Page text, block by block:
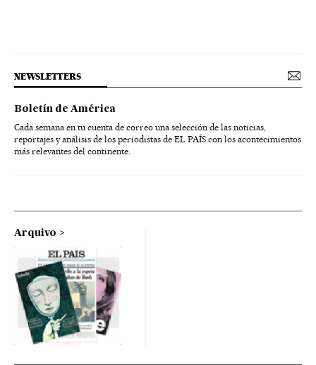
NEWSLETTERS
Boletín de América
Cada semana en tu cuenta de correo una selección de las noticias,
reportajes y análisis de los periodistas de EL PAÍS con los acontecimientos
más relevantes del continente.
Arquivo